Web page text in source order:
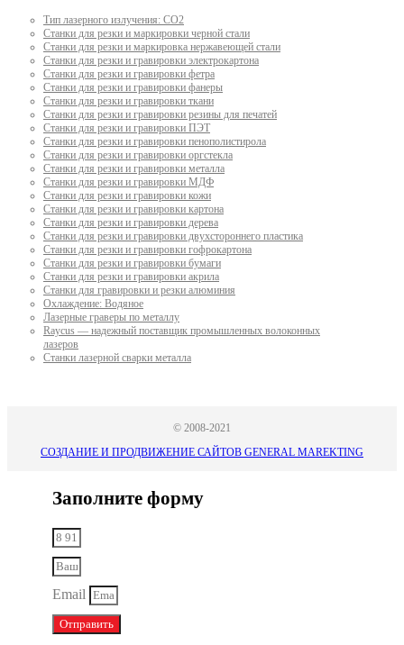
Тип лазерного излучения: СО2
Станки для резки и маркировки черной стали
Станки для резки и маркировка нержавеющей стали
Станки для резки и гравировки электрокартона
Станки для резки и гравировки фетра
Станки для резки и гравировки фанеры
Станки для резки и гравировки ткани
Станки для резки и гравировки резины для печатей
Станки для резки и гравировки ПЭТ
Станки для резки и гравировки пенополистирола
Станки для резки и гравировки оргстекла
Станки для резки и гравировки металла
Станки для резки и гравировки МДФ
Станки для резки и гравировки кожи
Станки для резки и гравировки картона
Станки для резки и гравировки дерева
Станки для резки и гравировки двухстороннего пластика
Станки для резки и гравировки гофрокартона
Станки для резки и гравировки бумаги
Станки для резки и гравировки акрила
Станки для гравировки и резки алюминия
Охлаждение: Водяное
Лазерные граверы по металлу
Raycus — надежный поставщик промышленных волоконных
лазеров
Cтанки лазерной сварки металла
© 2008-2021
СОЗДАНИЕ И ПРОДВИЖЕНИЕ САЙТОВ GENERAL MAREKTING
Заполните форму
Email
Отправить